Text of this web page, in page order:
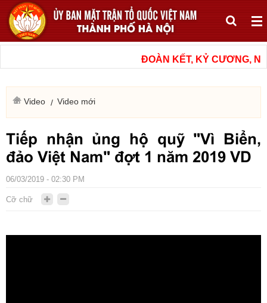
ĐOÀN KẾT, KỶ CƯƠNG,
Video Video mới
Tiếp nhận ủng hộ quỹ "Vì Biển,
đảo Việt Nam" đợt 1 năm 2019 VD
06/03/2019 - 02:30 PM
Cỡ chữ